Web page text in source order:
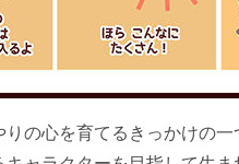
の心を育てるきっかけの